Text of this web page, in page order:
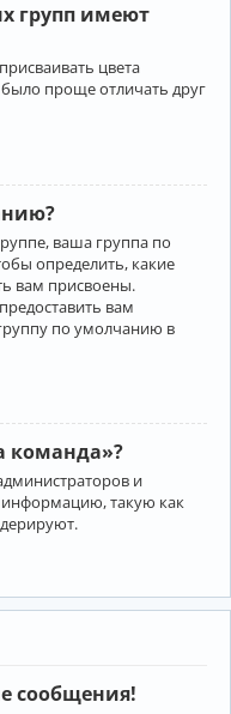
групп имеют
цвета
проще отличать друг
ваша группа по
определить, какие
вам присвоены.
вам
по умолчанию в
команда»?
и
такую как
сообщения!